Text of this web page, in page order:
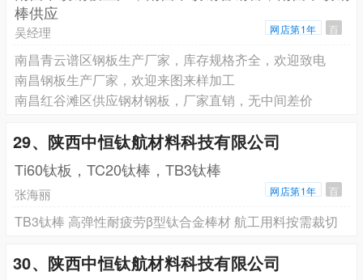
棒供应
吴经理 网店第1年 百
南昌青云谱区钢板生产厂家，库存规格齐全，欢迎致电
南昌钢板生产厂家，欢迎来图来样加工
南昌红谷滩区供应钢材钢板，厂家直销，无中间差价
29、陕西中恒钛航材料科技有限公司
Ti60钛板，TC20钛棒，TB3钛棒
张海丽 网店第1年 百
TB3钛棒 高弹性耐疲劳β型钛合金棒材 航工用料按需裁切
30、陕西中恒钛航材料科技有限公司